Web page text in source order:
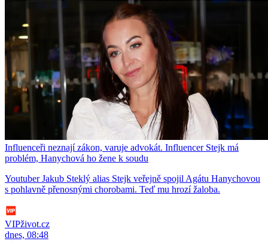
Influenceři neznají zákon, varuje advokát. Influencer Stejk má
problém, Hanychová ho žene k soudu
Youtuber Jakub Steklý alias Stejk veřejně spojil Agátu Hanychovou
s pohlavně přenosnými chorobami. Teď mu hrozí žaloba.
VIPživot.cz
dnes, 08:48